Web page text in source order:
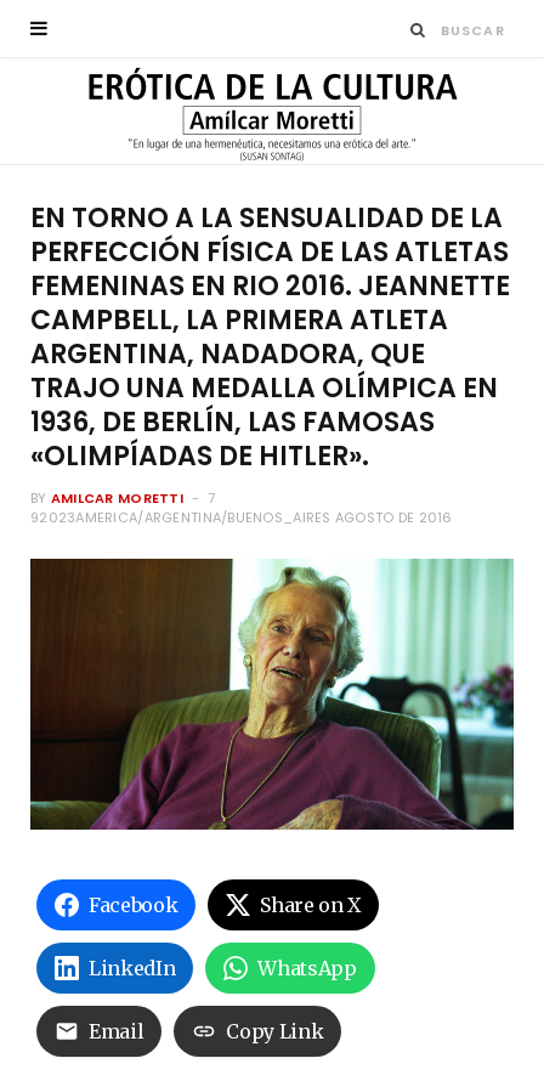
EN TORNO A LA SENSUALIDAD DE LA
PERFECCIÓN FÍSICA DE LAS ATLETAS
FEMENINAS EN RIO 2016. JEANNETTE
CAMPBELL, LA PRIMERA ATLETA
ARGENTINA, NADADORA, QUE
TRAJO UNA MEDALLA OLÍMPICA EN
1936, DE BERLÍN, LAS FAMOSAS
«OLIMPÍADAS DE HITLER».
BY AMILCAR MORETTI
7
92023AMERICA/ARGENTINA/BUENOS_AIRES AGOSTO DE 2016
Facebook Share on X
LinkedIn WhatsApp
Email Copy Link